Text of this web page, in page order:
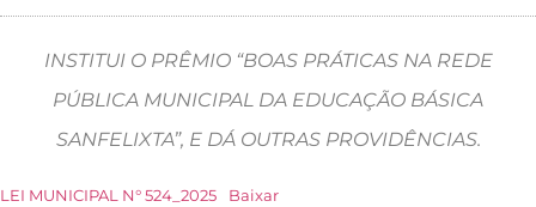
INSTITUI O PRÊMIO “BOAS PRÁTICAS NA REDE
PÚBLICA MUNICIPAL DA EDUCAÇÃO BÁSICA
SANFELIXTA”, E DÁ OUTRAS PROVIDÊNCIAS.
LEI MUNICIPAL N° 524_2025 Baixar